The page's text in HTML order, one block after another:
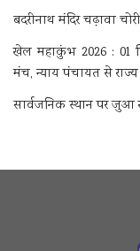
बदरीनाथ मंदिर चढ़ावा
खेल महाकुंभ 2026 : 01
मंच, न्याय पंचायत से राज्य
सार्वजनिक स्थान पर जुआ